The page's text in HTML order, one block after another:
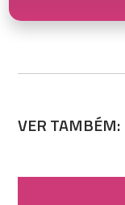
VER TAMBÉM: